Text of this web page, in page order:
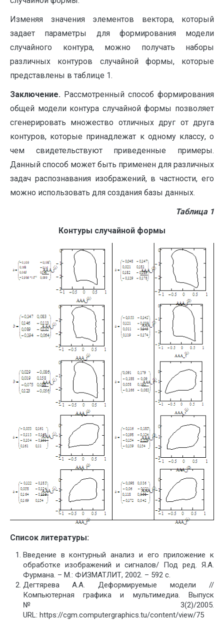
Изменяя значения элементов вектора, который
задает параметры для формирования модели
случайного контура, можно получать наборы
различных контуров случайной формы, которые
представлены в таблице 1.
Заключение. Рассмотренный способ формирования
общей модели контура случайной формы позволяет
сгенерировать множество отличных друг от друга
контуров, которые принадлежат к одному классу, о
чем свидетельствуют приведенные примеры.
Данный способ может быть применен для различных
задач распознавания изображений, в частности, его
можно использовать для создания базы данных.
Таблица 1
Контуры случайной формы
Список литературы:
Введение в контурный анализ и его приложение к
обработке изображений и сигналов/ Под ред. Я.А.
Фурмана. – М.: ФИЗМАТЛИТ, 2002. – 592 с.
Дегтярева А.А. Деформируемые модели //
Компьютерная графика и мультимедиа. Выпуск
№3(2)/2005.
URL: https://cgm.computergraphics.tu/content/view/75